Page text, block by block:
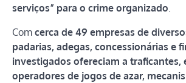
serviços” para o crime organizado
Com cerca de 49 empresas de
padarias, adegas, concessionárias e
investigados ofereciam a traficantes,
operadores de jogos de azar,